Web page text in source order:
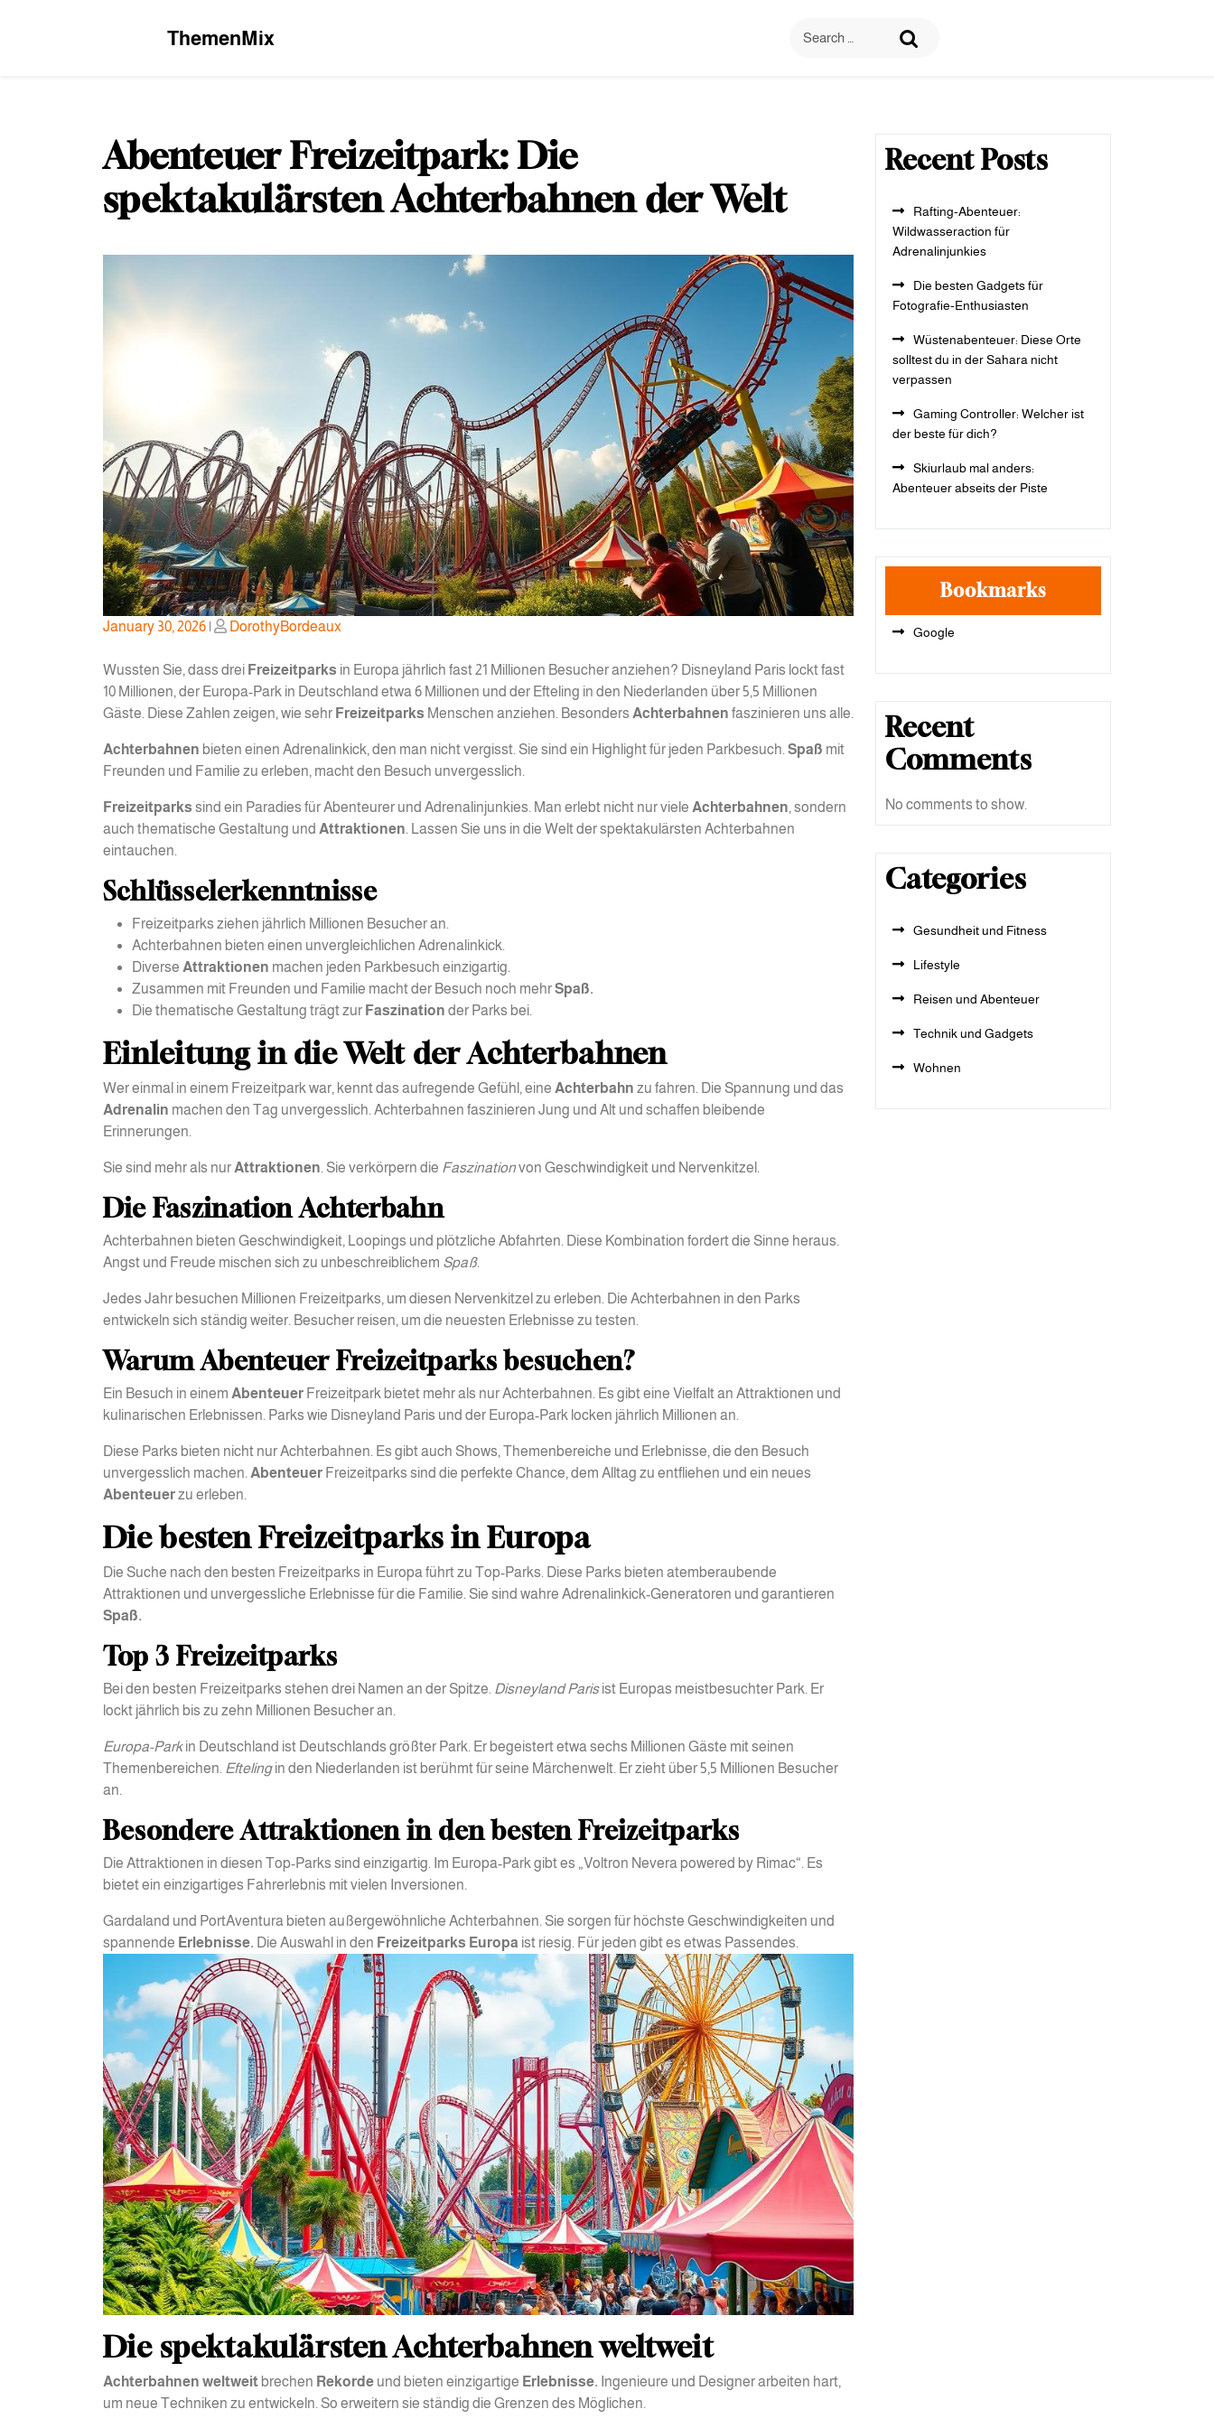
ThemenMix
Abenteuer Freizeitpark: Die
spektakulärsten Achterbahnen der Welt
Posted
January 30, 2026 | Posted
DorothyBordeaux
Wussten Sie, dass drei Freizeitparks in Europa jährlich fast 21 Millionen Besucher anziehen? Disneyland Paris lockt fast
10 Millionen, der Europa-Park in Deutschland etwa 6 Millionen und der Efteling in den Niederlanden über 5,5 Millionen
Gäste. Diese Zahlen zeigen, wie sehr Freizeitparks Menschen anziehen. Besonders Achterbahnen faszinieren uns alle.
Achterbahnen bieten einen Adrenalinkick, den man nicht vergisst. Sie sind ein Highlight für jeden Parkbesuch. Spaß mit
Freunden und Familie zu erleben, macht den Besuch unvergesslich.
Freizeitparks sind ein Paradies für Abenteurer und Adrenalinjunkies. Man erlebt nicht nur viele Achterbahnen, sondern
auch thematische Gestaltung und Attraktionen. Lassen Sie uns in die Welt der spektakulärsten Achterbahnen
eintauchen.
Schlüsselerkenntnisse
Freizeitparks ziehen jährlich Millionen Besucher an.
Achterbahnen bieten einen unvergleichlichen Adrenalinkick.
Diverse Attraktionen machen jeden Parkbesuch einzigartig.
Zusammen mit Freunden und Familie macht der Besuch noch mehrSpaß.
Die thematische Gestaltung trägt zur Faszination der Parks bei.
Einleitung in die Welt der Achterbahnen
Wer einmal in einem Freizeitpark war, kennt das aufregende Gefühl, eine Achterbahn zu fahren. Die Spannung und das
Adrenalin machen den Tag unvergesslich. Achterbahnen faszinieren Jung und Alt und schaffen bleibende
Erinnerungen.
Sie sind mehr als nur Attraktionen. Sie verkörpern die Faszinationvon Geschwindigkeit und Nervenkitzel.
Die Faszination Achterbahn
Achterbahnen bieten Geschwindigkeit, Loopings und plötzliche Abfahrten. Diese Kombination fordert die Sinne heraus.
Angst und Freude mischen sich zu unbeschreiblichem Spaß.
Jedes Jahr besuchen Millionen Freizeitparks, um diesen Nervenkitzel zu erleben. Die Achterbahnen in den Parks
entwickeln sich ständig weiter. Besucher reisen, um die neuesten Erlebnisse zu testen.
Warum Abenteuer Freizeitparks besuchen?
Ein Besuch in einem Abenteuer Freizeitpark bietet mehr als nur Achterbahnen. Es gibt eine Vielfalt an Attraktionen und
kulinarischen Erlebnissen. Parks wie Disneyland Paris und der Europa-Park locken jährlich Millionen an.
Diese Parks bieten nicht nur Achterbahnen. Es gibt auch Shows, Themenbereiche und Erlebnisse, die den Besuch
unvergesslich machen. Abenteuer Freizeitparks sind die perfekte Chance, dem Alltag zu entfliehen und ein neues
Abenteuerzu erleben.
Die besten Freizeitparks in Europa
Die Suche nach den besten Freizeitparks in Europa führt zu Top-Parks. Diese Parks bieten atemberaubende
Attraktionen und unvergessliche Erlebnisse für die Familie. Sie sind wahre Adrenalinkick-Generatoren und garantieren
Spaß.
Top 3 Freizeitparks
Bei den besten Freizeitparks stehen drei Namen an der Spitze. Disneyland Parisist Europas meistbesuchter Park. Er
lockt jährlich bis zu zehn Millionen Besucher an.
Europa-Parkin Deutschland ist Deutschlands größter Park. Er begeistert etwa sechs Millionen Gäste mit seinen
Themenbereichen. Eftelingin den Niederlanden ist berühmt für seine Märchenwelt. Er zieht über 5,5 Millionen Besucher
an.
Besondere Attraktionen in den besten Freizeitparks
Die Attraktionen in diesen Top-Parks sind einzigartig. Im Europa-Park gibt es „Voltron Nevera powered by Rimac“. Es
bietet ein einzigartiges Fahrerlebnis mit vielen Inversionen.
Gardaland und PortAventura bieten außergewöhnliche Achterbahnen. Sie sorgen für höchste Geschwindigkeiten und
spannende Erlebnisse. Die Auswahl in den Freizeitparks Europa ist riesig. Für jeden gibt es etwas Passendes.
Die spektakulärsten Achterbahnen weltweit
Achterbahnen weltweit brechen Rekorde und bieten einzigartige Erlebnisse. Ingenieure und Designer arbeiten hart,
um neue Techniken zu entwickeln. So erweitern sie ständig die Grenzen des Möglichen.
Recent Posts
Rafting-Abenteuer:
Wildwasseraction für
Adrenalinjunkies
Die besten Gadgets für
Fotografie-Enthusiasten
Wüstenabenteuer: Diese Orte
solltest du in der Sahara nicht
verpassen
Gaming Controller: Welcher ist
der beste für dich?
Skiurlaub mal anders:
Abenteuer abseits der Piste
Bookmarks
Google
Recent
Comments
No comments to show.
Categories
Gesundheit und Fitness
Lifestyle
Reisen und Abenteuer
Technik und Gadgets
Wohnen